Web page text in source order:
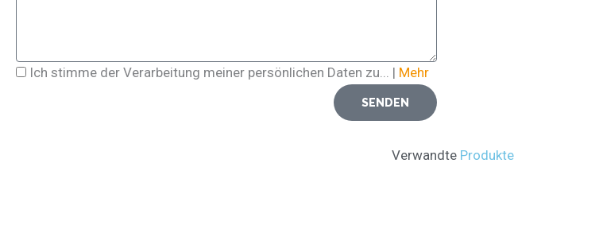
Privacy
Ich stimme der Verarbeitung meiner persönlichen Daten zu... | Mehr
SENDEN
Verwandte Produkte